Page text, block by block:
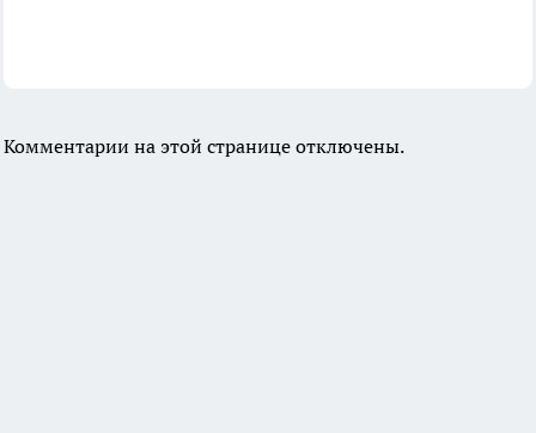
Комментарии на этой странице отключены.